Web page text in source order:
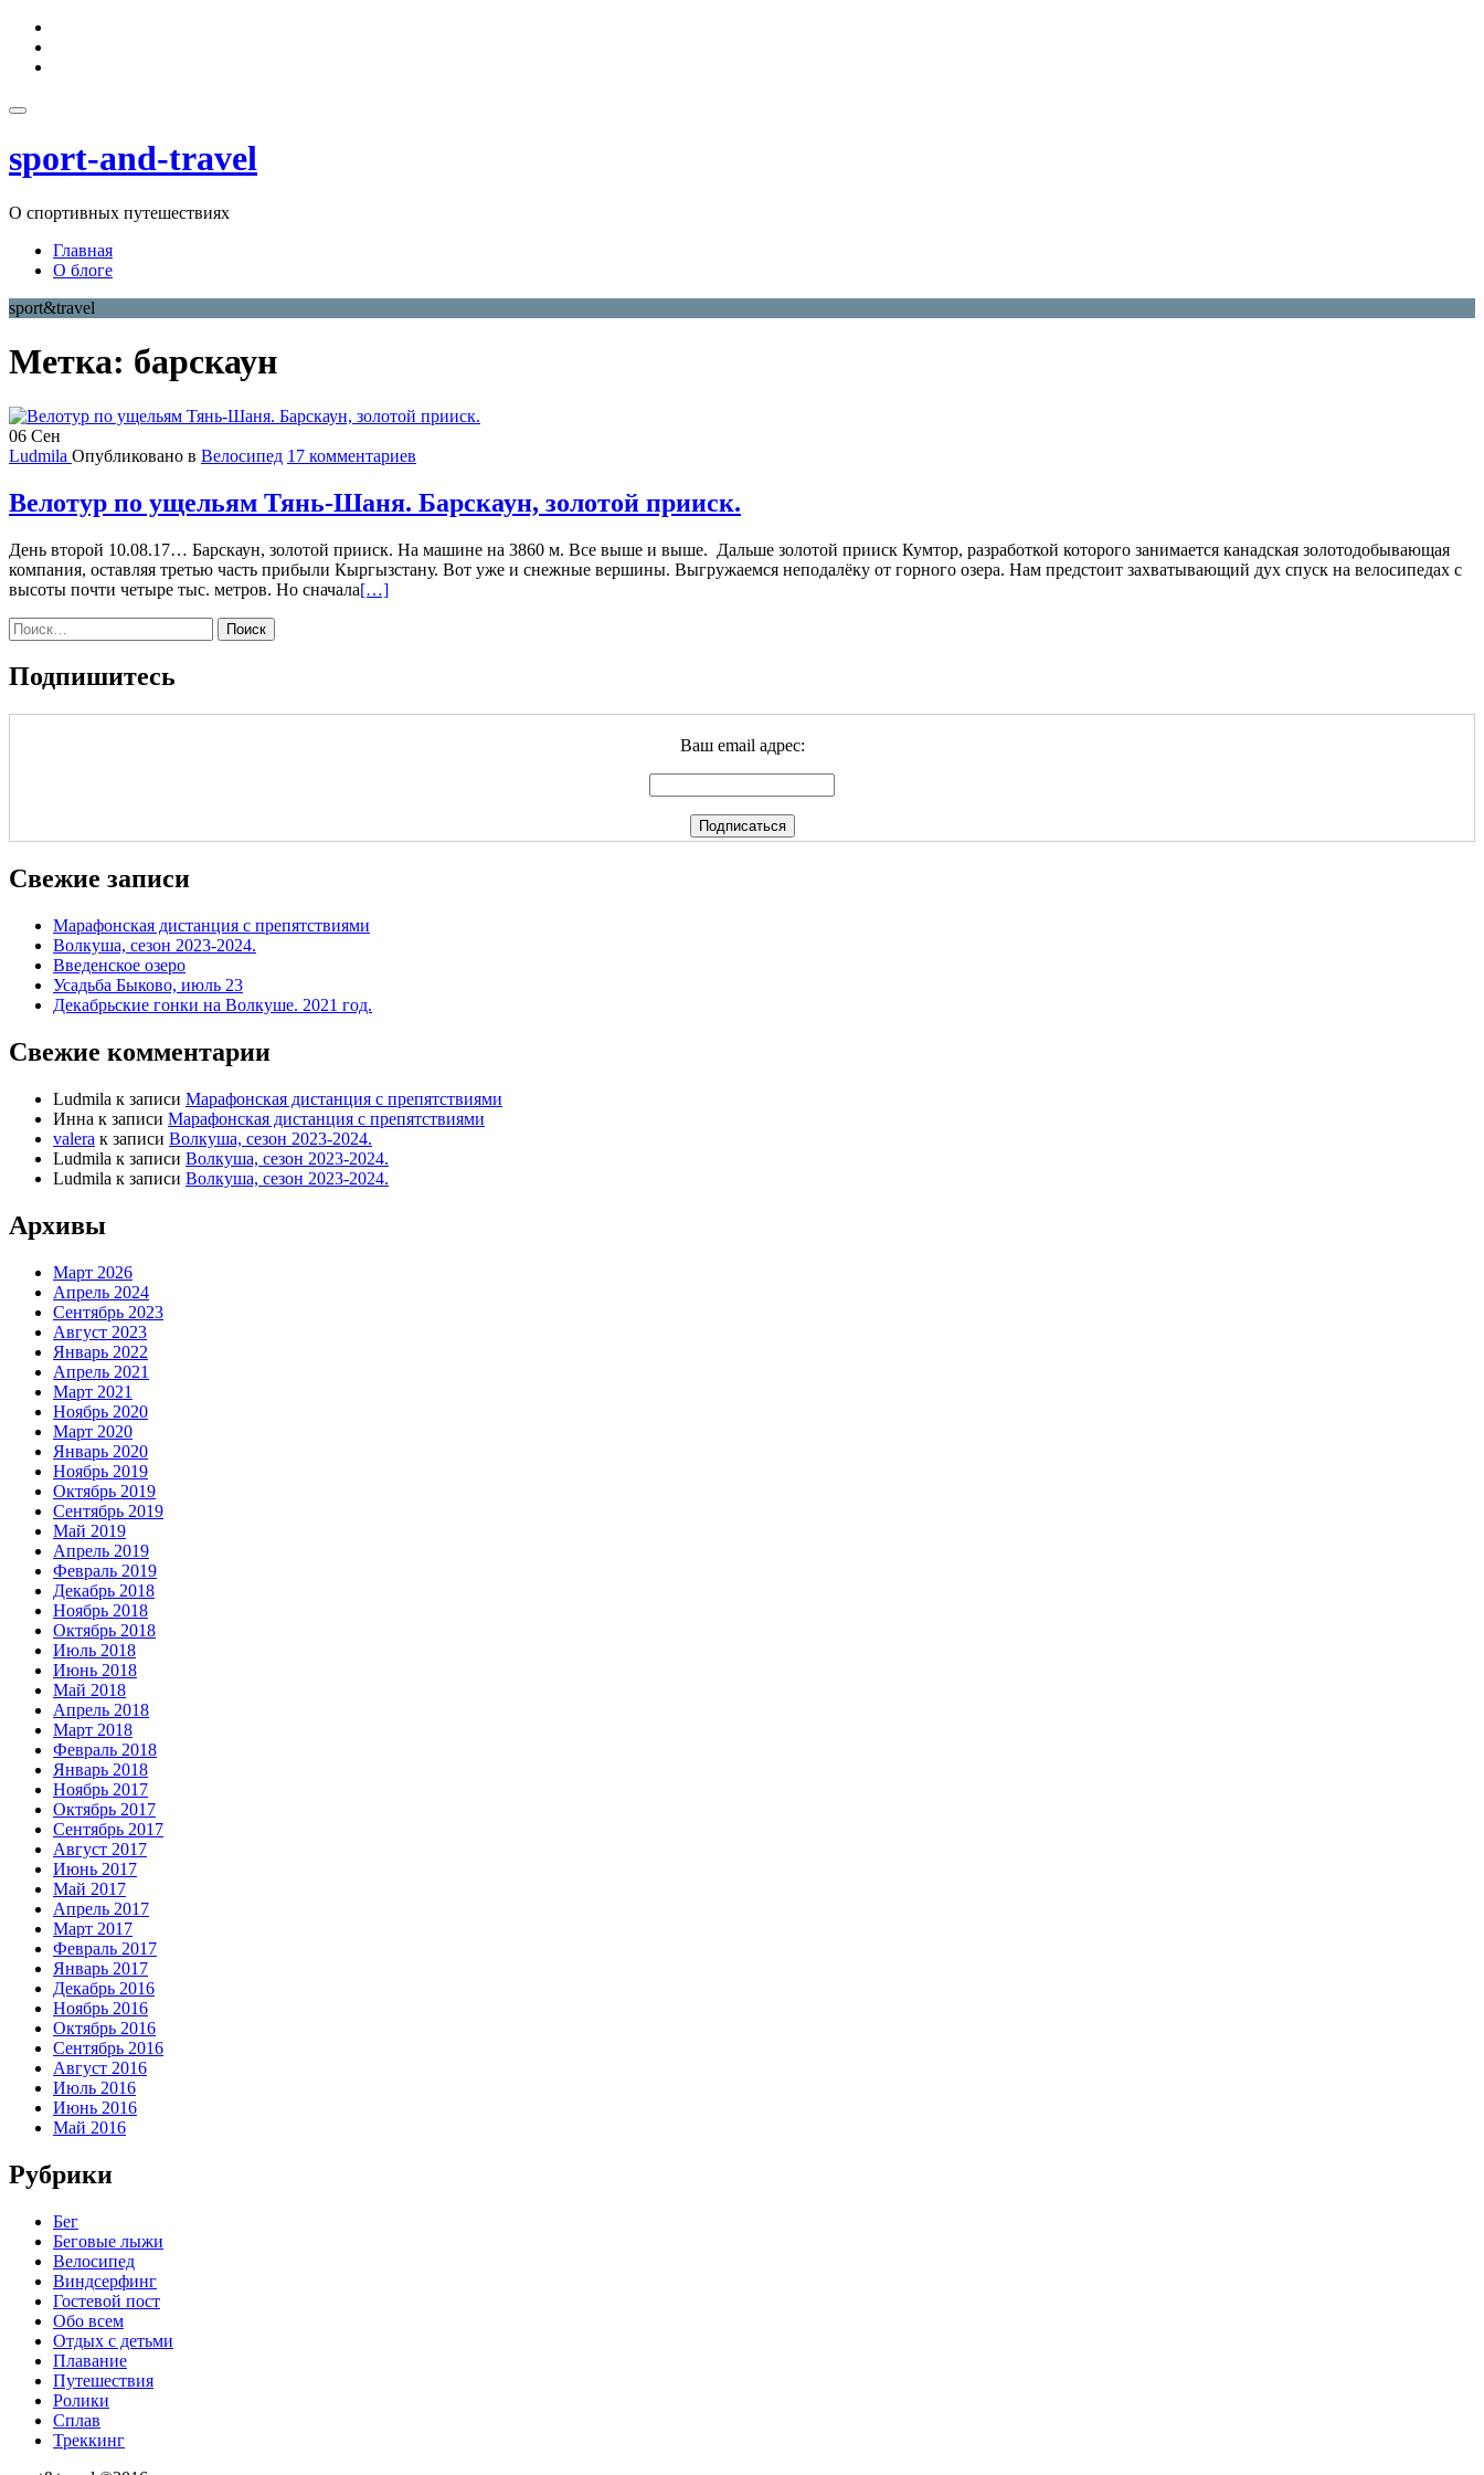
Перейти
содержимому
Показать/
навигацию
sport-and-travel
О спортивных путешествиях
Главная
О блоге
sport&travel
Метка: барскаун
06 Сен
Ludmila Опубликовано в Велосипед 17 комментариев
Велотур по ущельям Тянь-Шаня. Барскаун, золотой прииск.
День второй 10.08.17… Барскаун, золотой прииск. На машине на 3860 м. Все выше и выше. Дальше золотой прииск Кумтор, разработкой которого занимается канадская золотодобывающая
компания, оставляя третью часть прибыли Кыргызстану. Вот уже и снежные вершины. Выгружаемся неподалёку от горного озера. Нам предстоит захватывающий дух спуск на велосипедах с
высоты почти четыре тыс. метров. Но сначалаЧитать
[…]
Найти:
Подпишитесь
Ваш email адрес:
Свежие записи
Марафонская дистанция с препятствиями
Волкуша, сезон 2023-2024.
Введенское озеро
Усадьба Быково, июль 23
Декабрьские гонки на Волкуше. 2021 год.
Свежие комментарии
Ludmila к записи Марафонская дистанция с препятствиями
Инна к записи Марафонская дистанция с препятствиями
valera к записи Волкуша, сезон 2023-2024.
Ludmila к записи Волкуша, сезон 2023-2024.
Ludmila к записи Волкуша, сезон 2023-2024.
Архивы
Март 2026
Апрель 2024
Сентябрь 2023
Август 2023
Январь 2022
Апрель 2021
Март 2021
Ноябрь 2020
Март 2020
Январь 2020
Ноябрь 2019
Октябрь 2019
Сентябрь 2019
Май 2019
Апрель 2019
Февраль 2019
Декабрь 2018
Ноябрь 2018
Октябрь 2018
Июль 2018
Июнь 2018
Май 2018
Апрель 2018
Март 2018
Февраль 2018
Январь 2018
Ноябрь 2017
Октябрь 2017
Сентябрь 2017
Август 2017
Июнь 2017
Май 2017
Апрель 2017
Март 2017
Февраль 2017
Январь 2017
Декабрь 2016
Ноябрь 2016
Октябрь 2016
Сентябрь 2016
Август 2016
Июль 2016
Июнь 2016
Май 2016
Рубрики
Бег
Беговые лыжи
Велосипед
Виндсерфинг
Гостевой пост
Обо всем
Отдых с детьми
Плавание
Путешествия
Ролики
Сплав
Треккинг